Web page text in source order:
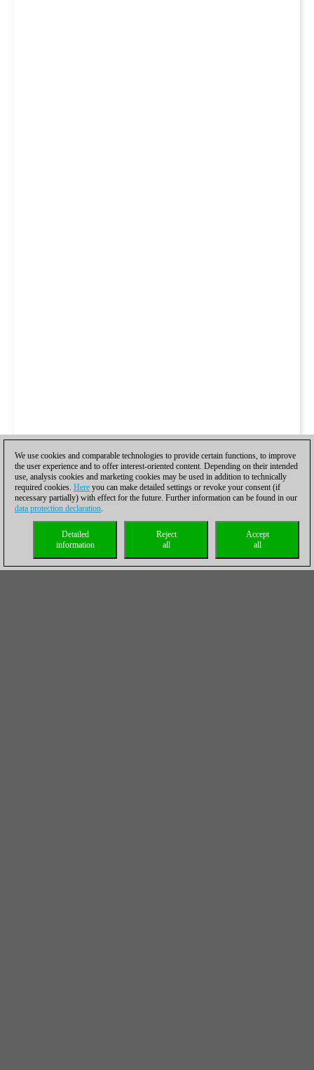
We use cookies and comparable technologies to provide certain functions, to improve
the user experience and to offer interest-oriented content. Depending on their intended
use, analysis cookies and marketing cookies may be used in addition to technically
required cookies. Here you can make detailed settings or revoke your consent (if
necessary partially) with effect for the future. Further information can be found in our
data protection declaration.
Accept
all
Reject
all
Detailed
information